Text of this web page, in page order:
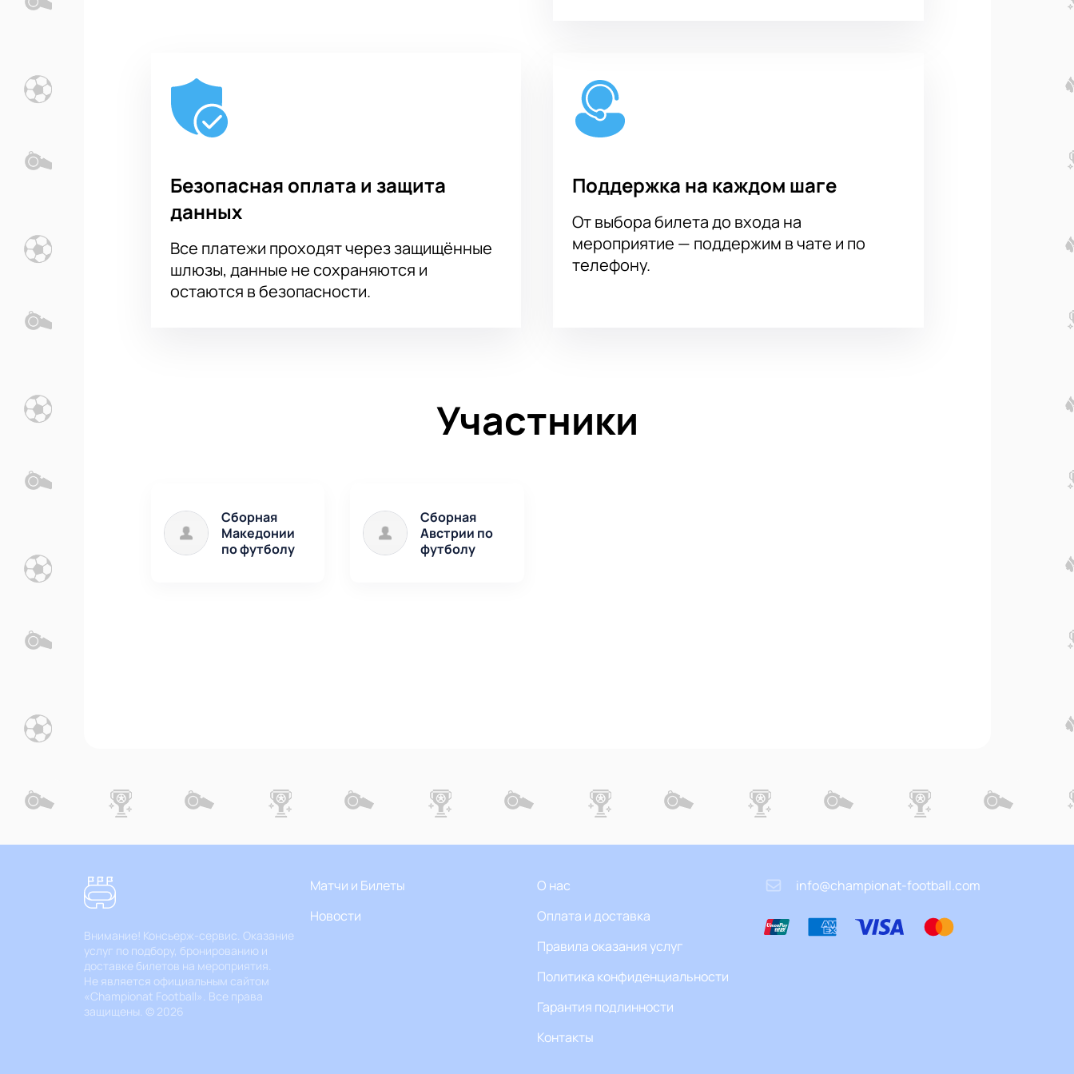
Безопасная оплата и защита
данных
Все платежи проходят через защищённые
шлюзы, данные не сохраняются и
остаются в безопасности.
Поддержка на каждом шаге
От выбора билета до входа на
мероприятие — поддержим в чате и по
телефону.
Участники
Сборная
Македонии
по футболу
Сборная
Австрии по
футболу
Внимание! Консьерж-сервис. Оказание
услуг по подбору, бронированию и
доставке билетов на мероприятия.
Не является официальным сайтом
«Championat Football». Все права
защищены. © 2026
Матчи и Билеты
Новости
О нас
Оплата и доставка
Правила оказания услуг
Политика конфиденциальности
Гарантия подлинности
Контакты
info@championat-football.com